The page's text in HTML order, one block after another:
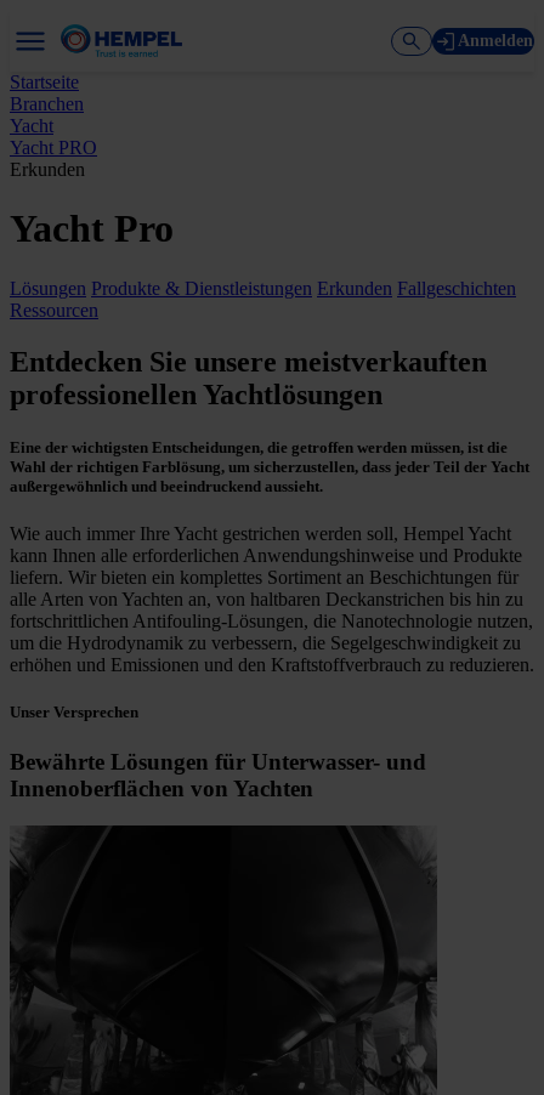
Anmelden
Startseite
Branchen
Yacht
Yacht PRO
Erkunden
Yacht Pro
Lösungen Produkte & Dienstleistungen Erkunden Fallgeschichten
Ressourcen
Entdecken Sie unsere meistverkauften
professionellen Yachtlösungen
Eine der wichtigsten Entscheidungen, die getroffen werden müssen, ist die
Wahl der richtigen Farblösung, um sicherzustellen, dass jeder Teil der Yacht
außergewöhnlich und beeindruckend aussieht.
Wie auch immer Ihre Yacht gestrichen werden soll, Hempel Yacht
kann Ihnen alle erforderlichen Anwendungshinweise und Produkte
liefern. Wir bieten ein komplettes Sortiment an Beschichtungen für
alle Arten von Yachten an, von haltbaren Deckanstrichen bis hin zu
fortschrittlichen Antifouling-Lösungen, die Nanotechnologie nutzen,
um die Hydrodynamik zu verbessern, die Segelgeschwindigkeit zu
erhöhen und Emissionen und den Kraftstoffverbrauch zu reduzieren.
Unser Versprechen
Bewährte Lösungen für Unterwasser- und
Innenoberflächen von Yachten